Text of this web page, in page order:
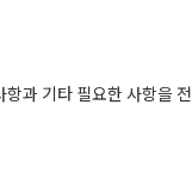
과 기타 필요한 사항을